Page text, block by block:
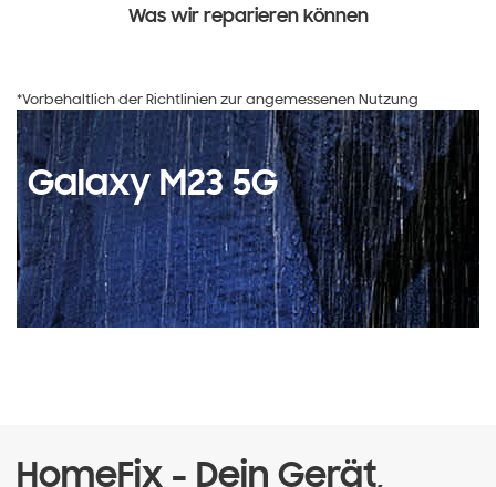
Was wir reparieren können
*Vorbehaltlich der Richtlinien zur angemessenen Nutzung
Galaxy M23 5G
HomeFix - Dein Gerät,